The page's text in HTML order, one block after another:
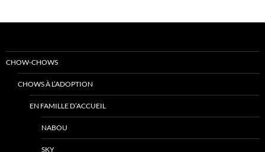
CHOW-CHOWS
CHOWS À L’ADOPTION
EN FAMILLE D’ACCUEIL
NABOU
SKY